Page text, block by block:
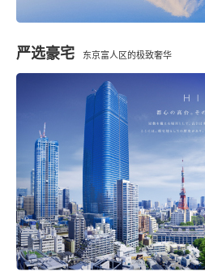
严选豪宅 东京富人区的极致奢华